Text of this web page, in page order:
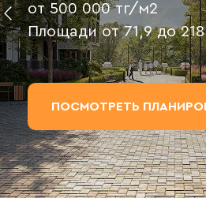
от 500 000 тг/м2
Площади от 71,9 до
ПОСМОТРЕТЬ